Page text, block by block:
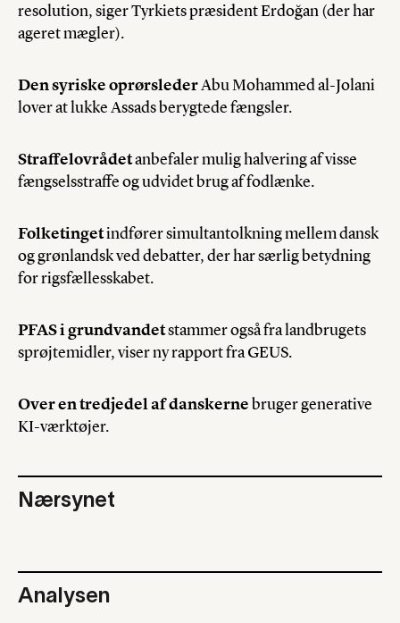
resolution, siger Tyrkiets præsident Erdoğan (der har
ageret mægler).
Den syriske oprørslederAbu Mohammed al-Jolani
lover at lukke Assads berygtede fængsler.
Straffelovrådetanbefaler mulig halvering af visse
fængselsstraffe og udvidet brug af fodlænke.
Folketingetindfører simultantolkning mellem dansk
og grønlandsk ved debatter, der har særlig betydning
for rigsfællesskabet.
PFAS i grundvandetstammer også fra landbrugets
sprøjtemidler, viser ny rapport fra GEUS.
Over en tredjedel af danskernebruger generative
KI-værktøjer.
Nærsynet
Analysen